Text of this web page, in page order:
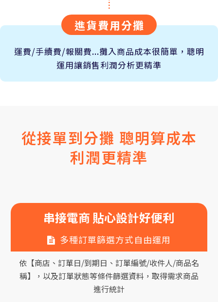
進貨費用分攤
運費/手續費/報關費...攤入商品成本很簡單，聰明
運用讓銷售利潤分析更精準
從接單到分攤 聰明算成本
利潤更精準
串接電商 貼心設計好便利
多種訂單篩選方式自由運用
依【商店、訂單日/到期日、訂單編號/收件人/商品名
稱】，以及訂單狀態等條件篩選資料，取得需求商品
進行統計